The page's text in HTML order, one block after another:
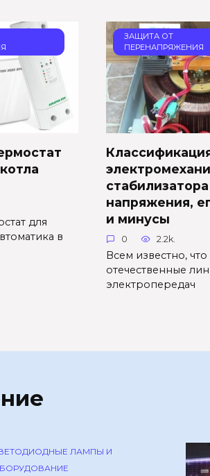
для
в
ЗАЩИТА ОТ
ПЕРЕНАПРЯЖЕНИЯ
стабилизатора
напряжения,
и минусы
0 2.2k.
Всем известно, что
отечественные
электропередач
ЛАМПЫ И